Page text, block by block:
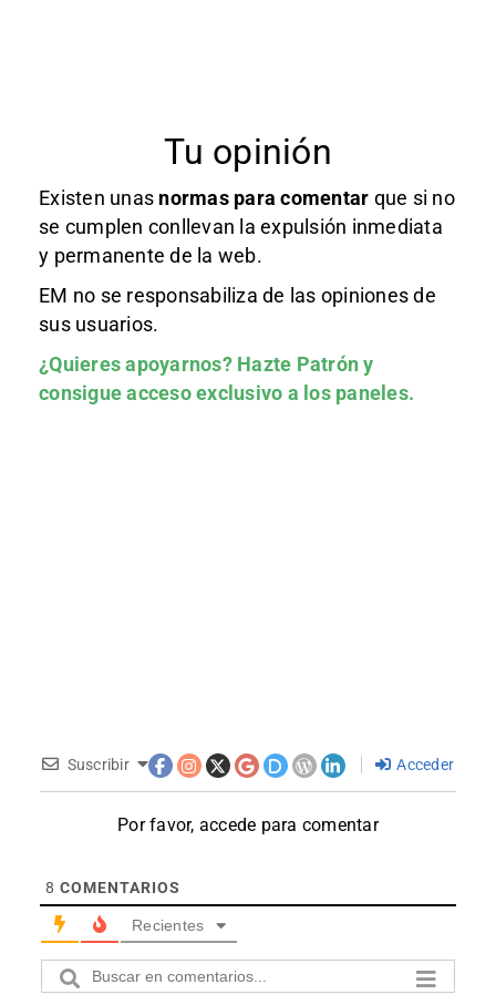
Tu opinión
Existen unas normas para comentar que si no
se cumplen conllevan la expulsión inmediata
y permanente de la web.
EM no se responsabiliza de las opiniones de
sus usuarios.
¿Quieres apoyarnos? Hazte Patróny
consigue acceso exclusivo a los paneles.
Suscribir Acceder
Por favor, accede para comentar
8 COMENTARIOS
Recientes